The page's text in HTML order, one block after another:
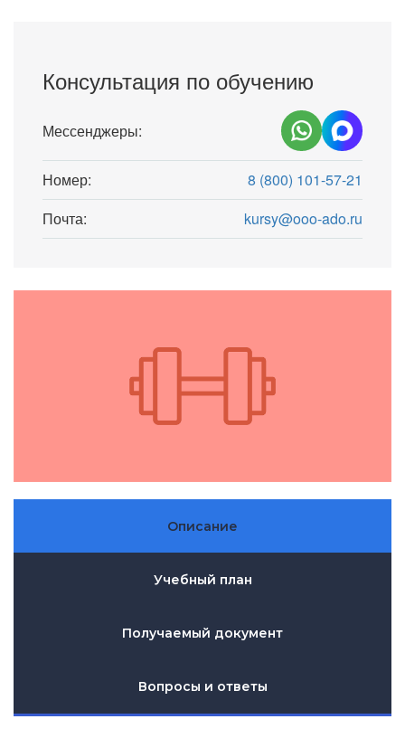
Консультация по обучению
Мессенджеры:
Номер:
8 (800) 101-57-21
Почта:
kursy@ooo-ado.ru
Описание
Учебный план
Получаемый документ
Вопросы и ответы